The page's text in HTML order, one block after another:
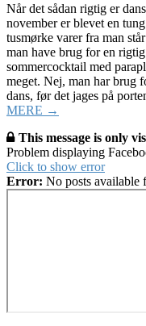
Når det sådan rigtig er
november er blevet en
tusmørke varer fra man
man have brug for en
sommercocktail med
meget. Nej, man har brug
dans, før det jages på
MERE →
This message is only
Problem displaying
Click to show error
Error: No posts available